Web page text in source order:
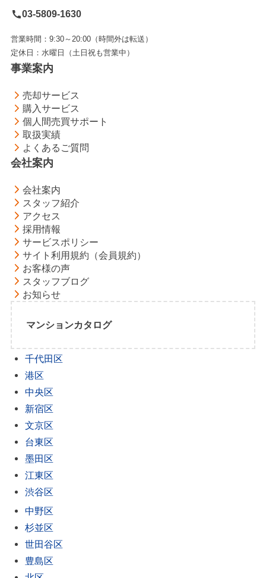
03-5809-1630
営業時間：9:30～20:00（時間外は転送）
定休日：水曜日（土日祝も営業中）
事業案内
売却サービス
購入サービス
個人間売買サポート
取扱実績
よくあるご質問
会社案内
会社案内
スタッフ紹介
アクセス
採用情報
サービスポリシー
サイト利用規約（会員規約）
お客様の声
スタッフブログ
お知らせ
マンションカタログ
千代田区
港区
中央区
新宿区
文京区
台東区
墨田区
江東区
渋谷区
中野区
杉並区
世田谷区
豊島区